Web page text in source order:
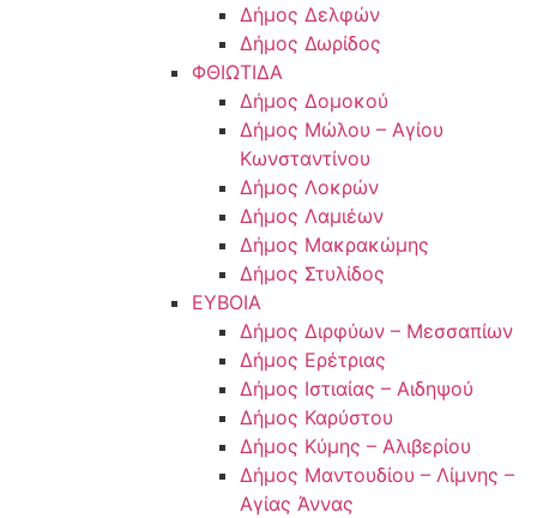
Δήμος Δελφών
Δήμος Δωρίδος
ΦΘΙΩΤΙΔΑ
Δήμος Δομοκού
Δήμος Μώλου – Αγίου
Κωνσταντίνου
Δήμος Λοκρών
Δήμος Λαμιέων
Δήμος Μακρακώμης
Δήμος Στυλίδος
ΕΥΒΟΙΑ
Δήμος Διρφύων – Μεσσαπίων
Δήμος Ερέτριας
Δήμος Ιστιαίας – Αιδηψού
Δήμος Καρύστου
Δήμος Κύμης – Αλιβερίου
Δήμος Μαντουδίου – Λίμνης –
Αγίας Άννας